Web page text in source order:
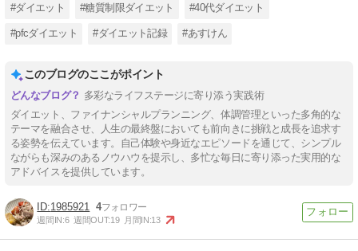
#ダイエット #糖質制限ダイエット #40代ダイエット
#pfcダイエット #ダイエット記録 #あすけん
このブログのここがポイント
多彩なライフステージに寄り添う実践術
ダイエット、ファイナンシャルプランニング、体調管理といった多角的な
テーマを融合させ、人生の最終盤においても前向きに挑戦と成長を追求す
る姿勢を伝えています。自己体験や身近なエピソードを通じて、シンプル
ながらも深みのあるノウハウを提示し、多忙な毎日に寄り添った実用的な
アドバイスを提供しています。
1985921 4
週間IN:6 週間OUT:19 月間IN:13